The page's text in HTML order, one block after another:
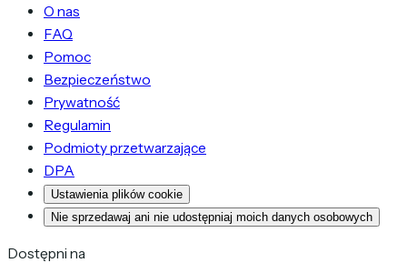
O nas
FAQ
Pomoc
Bezpieczeństwo
Prywatność
Regulamin
Podmioty przetwarzające
DPA
Ustawienia plików cookie
Nie sprzedawaj ani nie udostępniaj moich danych osobowych
Dostępni na